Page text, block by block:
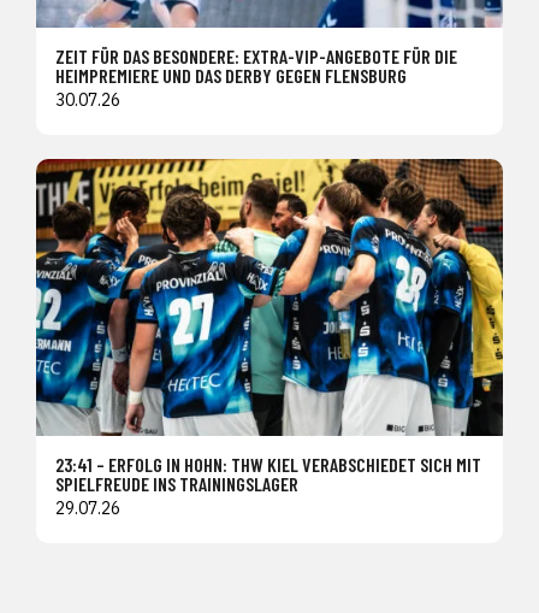
ZEIT FÜR DAS BESONDERE: EXTRA-VIP-ANGEBOTE FÜR DIE
HEIMPREMIERE UND DAS DERBY GEGEN FLENSBURG
30.07.26
23:41 – ERFOLG IN HOHN: THW KIEL VERABSCHIEDET SICH MIT
SPIELFREUDE INS TRAININGSLAGER
29.07.26